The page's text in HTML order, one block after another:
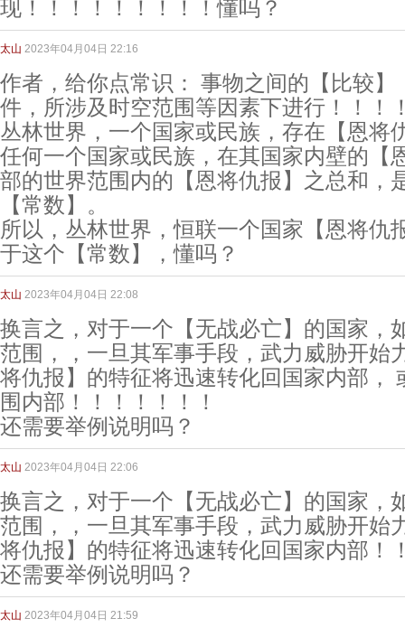
现！！！！！！！！！懂吗？
太山 2023年04月04日 22:16
作者，给你点常识： 事物之间的【比较】
件，所涉及时空范围等因素下进行！！！
丛林世界，一个国家或民族，存在【恩将
任何一个国家或民族，在其国家内壁的【
部的世界范围内的【恩将仇报】之总和，
【常数】。
所以，丛林世界，恒联一个国家【恩将仇
于这个【常数】，懂吗？
太山 2023年04月04日 22:08
换言之，对于一个【无战必亡】的国家，
范围，，一旦其军事手段，武力威胁开始
将仇报】的特征将迅速转化回国家内部，
围内部！！！！！！！
还需要举例说明吗？
太山 2023年04月04日 22:06
换言之，对于一个【无战必亡】的国家，
范围，，一旦其军事手段，武力威胁开始
将仇报】的特征将迅速转化回国家内部！
还需要举例说明吗？
太山 2023年04月04日 21:59